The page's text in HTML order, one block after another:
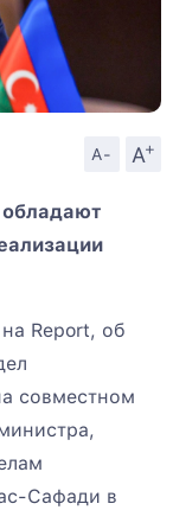
A- A
+
Report, об
совместном
Сафади в